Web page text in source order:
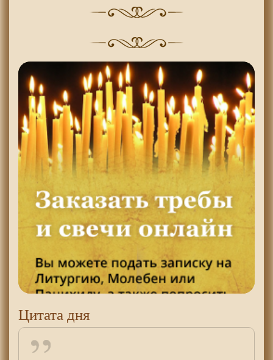
Цитата дня